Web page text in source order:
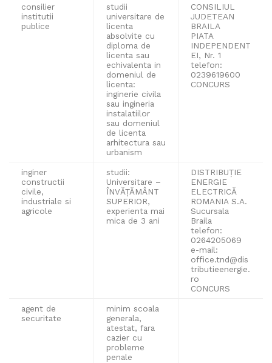
consilier
institutii
publice
studii
universitare de
licenta
absolvite cu
diploma de
licenta sau
echivalenta in
domeniul de
licenta:
inginerie civila
sau ingineria
instalatiilor
sau domeniul
de licenta
arhitectura sau
urbanism
CONSILIUL
JUDETEAN
BRAILA
PIATA
INDEPENDENT
EI, Nr. 1
telefon:
0239619600
CONCURS
inginer
constructii
civile,
industriale si
agricole
studii:
Universitare –
ÎNVĂȚĂMÂNT
SUPERIOR,
experienta mai
mica de 3 ani
DISTRIBUȚIE
ENERGIE
ELECTRICĂ
ROMANIA S.A.
Sucursala
Braila
telefon:
0264205069
e-mail:
office.tnd@dis
tributieenergie.
ro
CONCURS
agent de
securitate
minim scoala
generala,
atestat, fara
cazier cu
probleme
penale